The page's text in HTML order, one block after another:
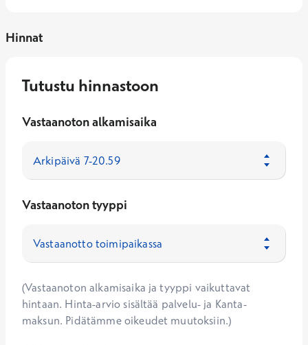
Hinnat
Tutustu hinnastoon
Vastaanoton alkamisaika
Vastaanoton tyyppi
(Vastaanoton alkamisaika ja tyyppi vaikuttavat
hintaan. Hinta-arvio sisältää palvelu- ja Kanta-
maksun. Pidätämme oikeudet muutoksiin.)